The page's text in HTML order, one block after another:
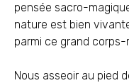
pensée sacro-
nature est bien
parmi ce grand corps-
Nous asseoir au pied